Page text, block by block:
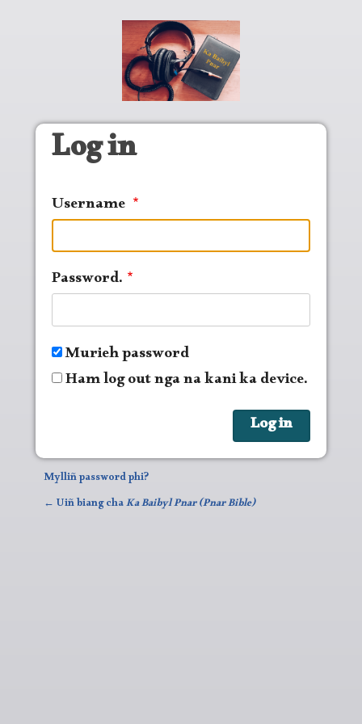
Log in
Username
Password.
Murieh password
Ham log out nga na kani ka device.
Mylliñ password phi?
← Uiñ biang chaKa Baibyl Pnar (Pnar Bible)